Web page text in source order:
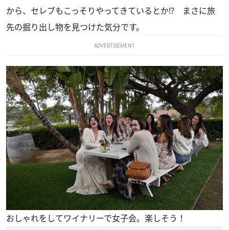
から、セレブもこっそりやってきているとか!? まさに旅
先の掘り出し物を見つけた気分です。
ADVERTISEMENT
おしゃれをしてワイナリーで女子会。楽しそう！